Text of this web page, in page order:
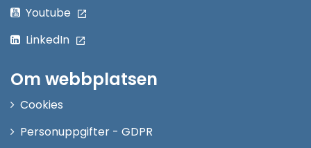
Youtube
LinkedIn
Om webbplatsen
Cookies
Personuppgifter - GDPR